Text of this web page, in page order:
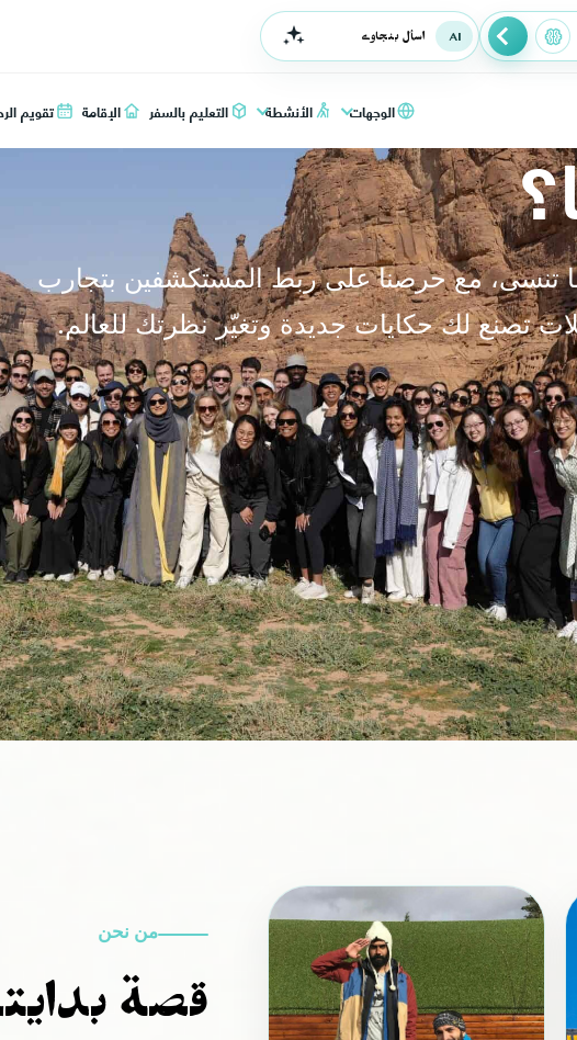
اسأل بنجاوي
الوجهات الأنشطة التعليم بالسفر الإقامة تقويم
تنسى، مع حرصنا على ربط المستكشفين بتجارب
تصنع لك حكايات جديدة وتغيّر نظرتك للعالم.
من نحن
قصة